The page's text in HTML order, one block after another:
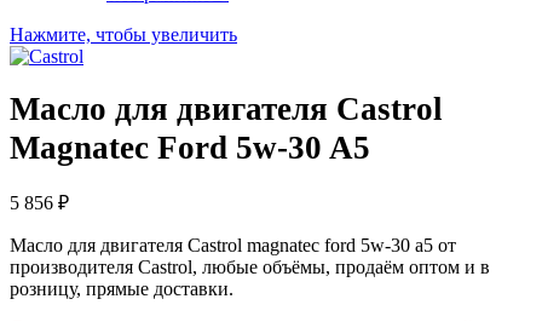
Нажмите, чтобы увеличить
Масло для двигателя Castrol
Magnatec Ford 5w-30 A5
5 856 ₽
Масло для двигателя Castrol magnatec ford 5w-30 a5 от
производителя Castrol, любые объёмы, продаём оптом и в
розницу, прямые доставки.